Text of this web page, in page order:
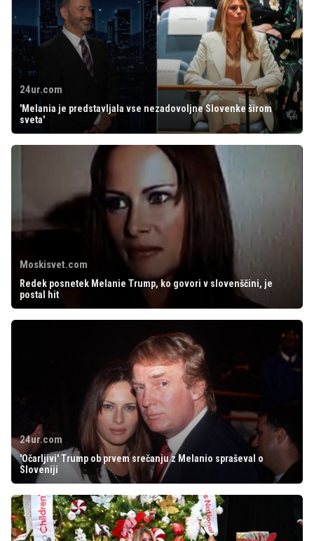
24ur.com
'Melania je predstavljala vse nezadovoljne Slovenke širom
sveta'
Moskisvet.com
Redek posnetek Melanie Trump, ko govori v slovenščini, je
postal hit
24ur.com
'Očarljivi' Trump ob prvem srečanju z Melanio spraševal o
Sloveniji